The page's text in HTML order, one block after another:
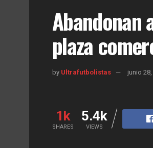
Abandonan
plaza
by Ultrafutbolistas junio
1k
SHARES
5.4k
VIEWS